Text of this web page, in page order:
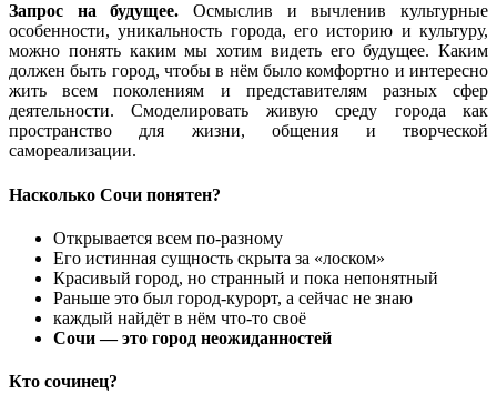
Запрос на будущее. Осмыслив и вычленив культурные
особенности, уникальность города, его историю и культуру,
можно понять каким мы хотим видеть его будущее. Каким
должен быть город, чтобы в нём было комфортно и интересно
жить всем поколениям и представителям разных сфер
деятельности. Смоделировать живую среду города как
пространство для жизни, общения и творческой
самореализации.
Насколько Сочи понятен?
Открывается всем по-разному
Его истинная сущность скрыта за «лоском»
Красивый город, но странный и пока непонятный
Раньше это был город-курорт, а сейчас не знаю
каждый найдёт в нём что-то своё
Сочи — это город неожиданностей
Кто сочинец?